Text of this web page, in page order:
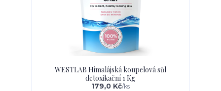
WESTLAB Himalájská koupelová sůl
detoxikační 1 Kg
179,0 Kč/ks